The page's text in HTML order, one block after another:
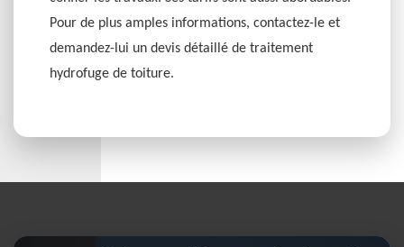
Pour de plus amples informations, contactez-le et
demandez-lui un devis détaillé de traitement
hydrofuge de toiture.